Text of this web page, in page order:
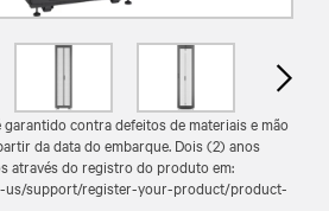
garantido contra defeitos de materiais e mão
da data do embarque. Dois (2) anos
através do registro do produto em:
us/support/register-your-product/product-